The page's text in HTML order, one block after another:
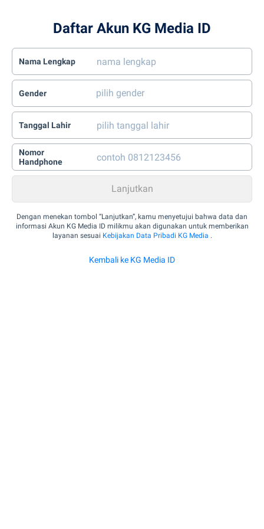
Daftar Akun KG Media ID
Nama Lengkap
Gender
Tanggal Lahir
Nomor
Handphone
Dengan menekan tombol “Lanjutkan”, kamu menyetujui bahwa data dan
informasi Akun KG Media ID milikmu akan digunakan untuk memberikan
layanan sesuai Kebijakan Data Pribadi KG Media .
Kembali ke KG Media ID